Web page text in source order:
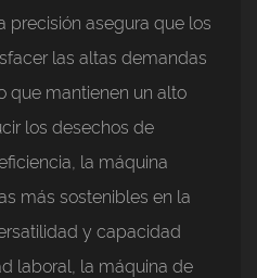
precisión asegura que los
las altas demandas
que mantienen un alto
los desechos de
la máquina
más sostenibles en la
y capacidad
laboral, la máquina de